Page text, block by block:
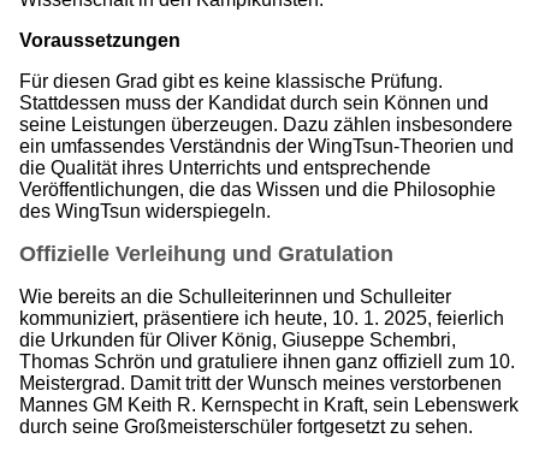
Voraussetzungen
Für diesen Grad gibt es keine klassische Prüfung.
Stattdessen muss der Kandidat durch sein Können und
seine Leistungen überzeugen. Dazu zählen insbesondere
ein umfassendes Verständnis der WingTsun-Theorien und
die Qualität ihres Unterrichts und entsprechende
Veröffentlichungen, die das Wissen und die Philosophie
des WingTsun widerspiegeln.
Offizielle Verleihung und Gratulation
Wie bereits an die Schulleiterinnen und Schulleiter
kommuniziert, präsentiere ich heute, 10. 1. 2025, feierlich
die Urkunden für Oliver König, Giuseppe Schembri,
Thomas Schrön und gratuliere ihnen ganz offiziell zum 10.
Meistergrad. Damit tritt der Wunsch meines verstorbenen
Mannes GM Keith R. Kernspecht in Kraft, sein Lebenswerk
durch seine Großmeisterschüler fortgesetzt zu sehen.